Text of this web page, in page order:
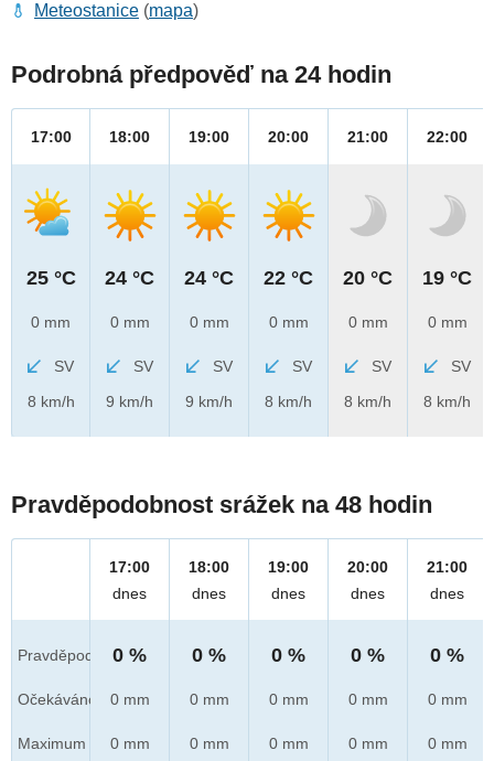
Meteostanice (mapa)
Podrobná předpověď na 24 hodin
17:00
25 °C
0 mm
SV
8 km/h
18:00
24 °C
0 mm
SV
9 km/h
19:00
24 °C
0 mm
SV
9 km/h
20:00
22 °C
0 mm
SV
8 km/h
21:00
20 °C
0 mm
SV
8 km/h
22:00
19 °C
0 mm
SV
8 km/h
Pravděpodobnost srážek na 48 hodin
Pravděpod.
Očekáváno
Maximum
17:00
dnes
0 %
0 mm
0 mm
18:00
dnes
0 %
0 mm
0 mm
19:00
dnes
0 %
0 mm
0 mm
20:00
dnes
0 %
0 mm
0 mm
21:00
dnes
0 %
0 mm
0 mm